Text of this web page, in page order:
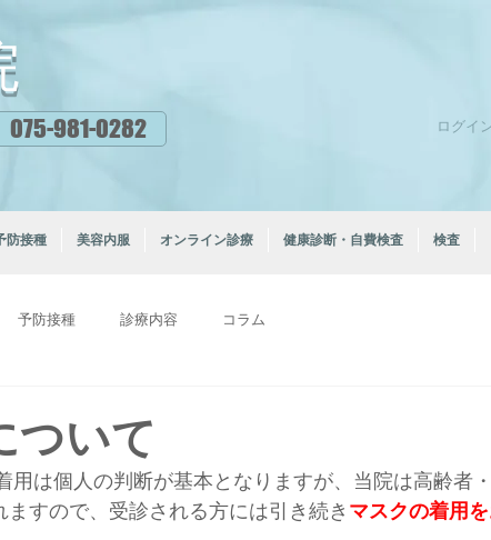
075-981-0282 ログイ
防接種 美容内服 オンライン診療 健康診断・自費検査 検査
予防接種 診療内容 コラム
ついて
用は個人の判断が基本となりますが、当院は高齢者
すので、 受診される方には引き続き マスクの着用